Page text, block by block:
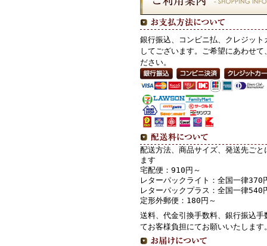
銀行振込、コンビニ払、クレジット
してございます。ご希望にあわせて
ださい。
配送方法、商品サイズ、発送先ごと
ます
宅配便：910円～
レターパックライト：全国一律370
レターパックプラス：全国一律540
定形外郵便：180円～
送料、代金引換手数料、銀行振込手
てお客様負担にてお願いいたします